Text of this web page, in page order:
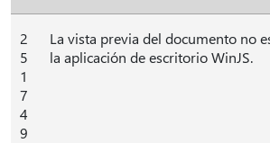
2
5
1
7
4
9
La vista previa del documento no
la aplicación de escritorio WinJS.